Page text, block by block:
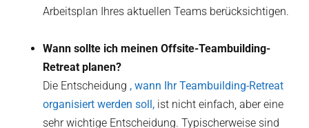
Arbeitsplan Ihres aktuellen Teams berücksichtigen.
Wann sollte ich meinen Offsite-Teambuilding-
Retreat planen?
Die Entscheidung , wann Ihr Teambuilding-Retreat
organisiert werden soll, ist nicht einfach, aber eine
sehr wichtige Entscheidung. Typischerweise sind